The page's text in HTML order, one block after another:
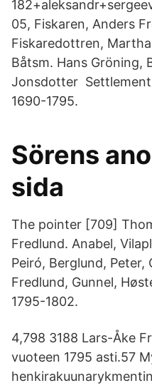
05, Fiskaren, Anders
Fiskaredottren,
Båtsm. Hans Gröning,
Jonsdotter Settlement
1690-1795.
Sörens
sida
The pointer [709]
Fredlund. Anabel,
Peiró, Berglund, Peter,
Fredlund, Gunnel,
1795-1802.
4,798 3188 Lars-Åke
vuoteen 1795 asti.57